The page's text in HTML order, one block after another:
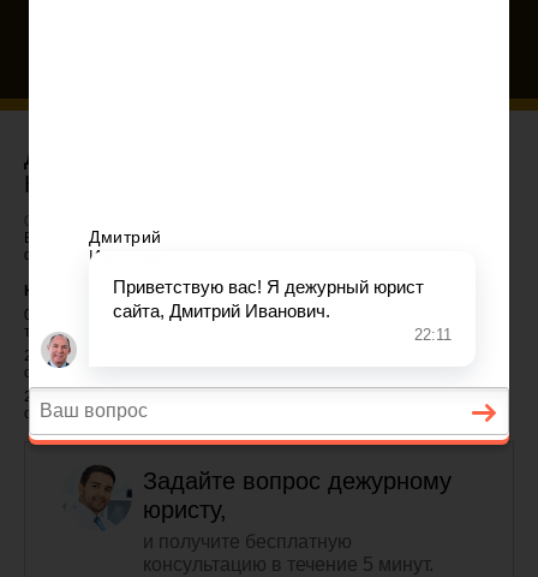
Добавлена полная версия Семейного
Кодекса...
01.09.2009
В раздел Загрузки добавлена полная версия Семейного Кодекса РФ в
формате DOC
Комментарии:
04.12.2009 - Сергей
тоже нужен
22.11.2009 - анна
очень надо
26.09.2009 - татьяна
очень прекрасно
Задайте вопрос дежурному
юристу,
и получите бесплатную
консультацию в течение 5 минут.